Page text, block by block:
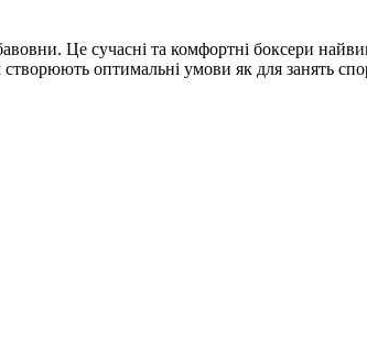
Це сучасні та комфортні боксери
створюють оптимальні умови як для занять